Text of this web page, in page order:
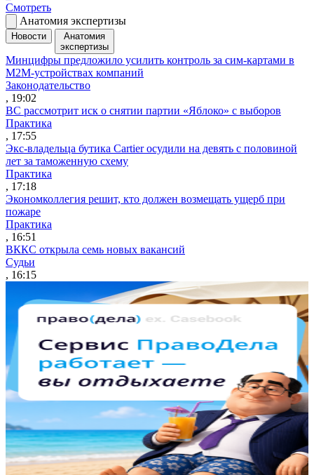
Смотреть
Анатомия экспертизы
Новости
Анатомия
экспертизы
Минцифры предложило усилить контроль за сим-картами в
M2M-устройствах компаний
Законодательство
, 19:02
ВС рассмотрит иск о снятии партии «Яблоко» с выборов
Практика
, 17:55
Экс-владельца бутика Cartier осудили на девять с половиной
лет за таможенную схему
Практика
, 17:18
Экономколлегия решит, кто должен возмещать ущерб при
пожаре
Практика
, 16:51
ВККС открыла семь новых вакансий
Судьи
, 16:15